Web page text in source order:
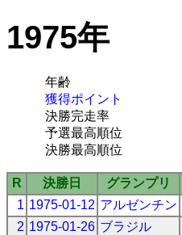
1975年
年齢
獲得ポイント
決勝完走率
予選最高順位
決勝最高順位
R 決勝日 グランプリ
1 1975-01-12 アルゼンチン
2 1975-01-26 ブラジル